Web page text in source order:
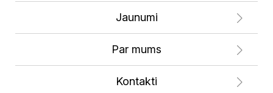
Jaunumi
Par mums
Kontakti